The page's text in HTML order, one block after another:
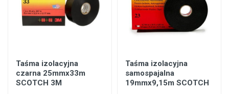
Taśma izolacyjna
czarna 25mmx33m
SCOTCH 3M
Taśma izolacyjna
samospajalna
19mmx9,15m SCOTCH